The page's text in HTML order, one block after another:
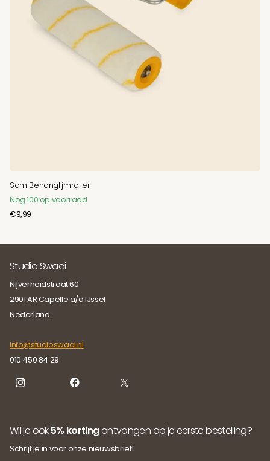
Sam Behanglijmroller
Nog 100 op voorraad
€9,99
Wil je ook5% kortingontvangen op je eerste bestelling?
Schrijf je in voor onze nieuwsbrief!
Studio Swaai
Nijverheidstraat 60
2901 AR Capelle a/d IJssel
Nederland
info@studioswaai.nl
010 450 84 29